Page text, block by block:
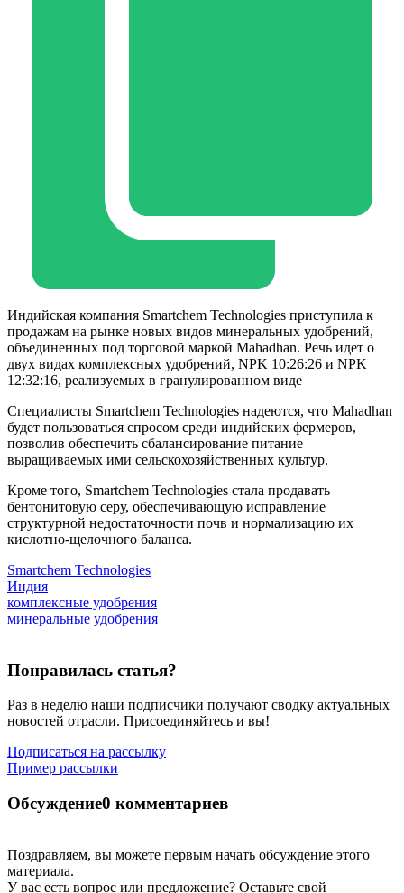
Индийская компания Smartchem Technologies приступила к
продажам на рынке новых видов минеральных удобрений,
объединенных под торговой маркой Mahadhan. Речь идет о
двух видах комплексных удобрений, NPK 10:26:26 и NPK
12:32:16, реализуемых в гранулированном виде
Специалисты Smartchem Technologies надеются, что Mahadhan
будет пользоваться спросом среди индийских фермеров,
позволив обеспечить сбалансирование питание
выращиваемых ими сельскохозяйственных культур.
Кроме того, Smartchem Technologies стала продавать
бентонитовую серу, обеспечивающую исправление
структурной недостаточности почв и нормализацию их
кислотно-щелочного баланса.
Smartchem Technologies
Индия
комплексные удобрения
минеральные удобрения
Понравилась статья?
Раз в неделю наши подписчики получают сводку актуальных
новостей отрасли. Присоединяйтесь и вы!
Подписаться на рассылку
Пример рассылки
Обсуждение0 комментариев
Поздравляем, вы можете первым начать обсуждение этого
материала.
У вас есть вопрос или предложение? Оставьте свой